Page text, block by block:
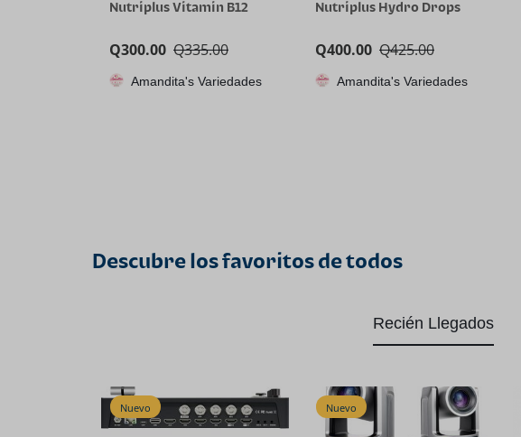
Nutriplus Vitamin B12
Q335.00
Q300.00
Amandita's Variedades
Nutriplus Hydro Drops
Q425.00
Q400.00
Amandita's Variedades
Descubre los favoritos de todos
Recién Llegados
Nuevo Nuevo